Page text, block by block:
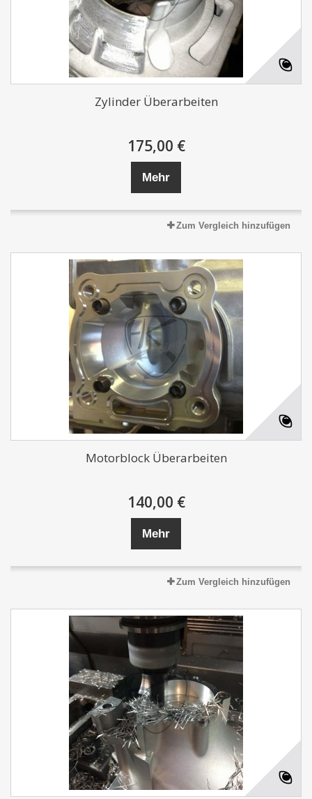
Zylinder Überarbeiten
175,00 €
Mehr
Zum Vergleich hinzufügen
Motorblock Überarbeiten
140,00 €
Mehr
Zum Vergleich hinzufügen